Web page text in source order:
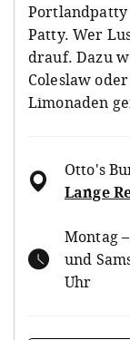
Portlandpatty
Patty. Wer
drauf. Dazu
Coleslaw
Limonaden
Otto's
Lange
Montag
und
Uhr